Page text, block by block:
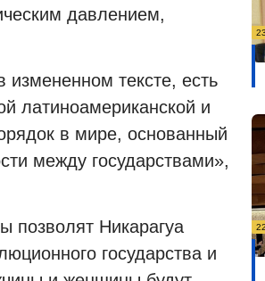
давлением,
тексте, есть
латиноамериканской и
в мире, основанный
между государствами»,
позволят Никарагуа
государства и